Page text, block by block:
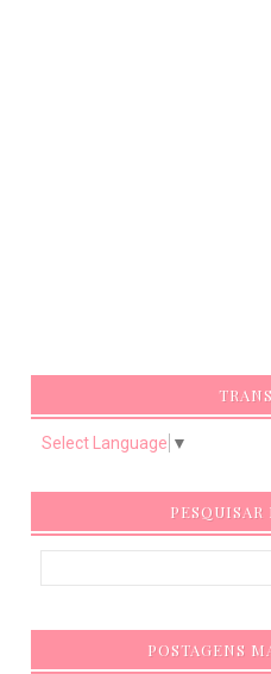
Select Language ▼
PESQUISAR
POSTAGENS